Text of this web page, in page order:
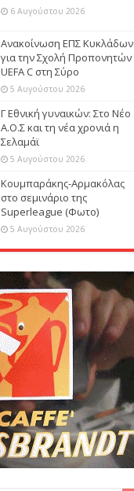
6 Αυγούστου 2026
Ανακοίνωση ΕΠΣ Κυκλάδων
για την Σχολή Προπονητών
UEFA C στη Σύρο
5 Αυγούστου 2026
Γ Εθνική γυναικών: Στο Νέο
Α.Ο.Σ και τη νέα χρονιά η
Σελαμάϊ
5 Αυγούστου 2026
Κουμπαράκης-Αρμακόλας
στο σεμινάριο της
Superleague (Φωτο)
5 Αυγούστου 2026